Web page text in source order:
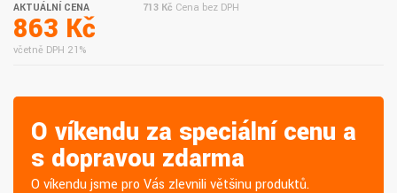
AKTUÁLNÍ CENA
863 Kč
včetně DPH 21%
713 Kč Cena bez DPH
O víkendu za speciální cenu a
s dopravou zdarma
O víkendu jsme pro Vás zlevnili většinu produktů.